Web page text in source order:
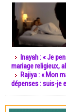
Inayah : « Je
mariage religieux,
Rajiya : « Mon
dépenses : suis-je